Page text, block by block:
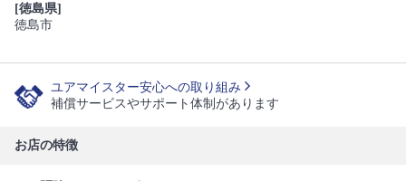
[徳島県]
徳島市
ユアマイスター安心への取り組み
補償サービスやサポート体制があります
お店の特徴